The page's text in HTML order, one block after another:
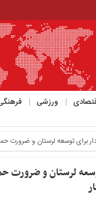
ورزشی
موضوع مذاکرات در ک_
برای توسعه لرستان و